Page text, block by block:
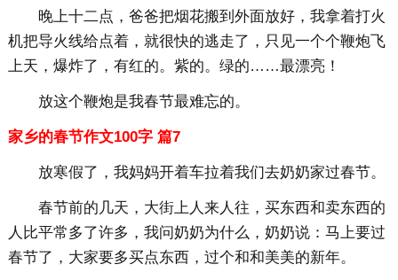
晚上十二点，爸爸把烟花搬到外面放好，我拿着打火
机把导火线给点着，就很快的逃走了，只见一个个鞭炮飞
上天，爆炸了，有红的。紫的。绿的……最漂亮！
放这个鞭炮是我春节最难忘的。
家乡的春节作文100字 篇7
放寒假了，我妈妈开着车拉着我们去奶奶家过春节。
春节前的几天，大街上人来人往，买东西和卖东西的
人比平常多了许多，我问奶奶为什么，奶奶说：马上要过
春节了，大家要多买点东西，过个和和美美的新年。